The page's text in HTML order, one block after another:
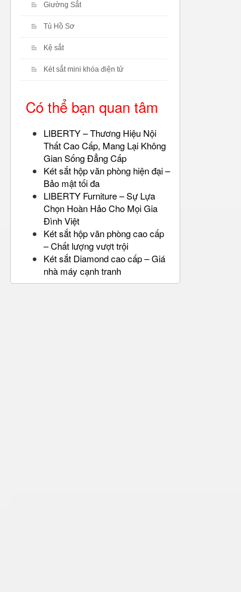
Giường Sắt
Tủ Hồ Sơ
Kệ sắt
Két sắt mini khóa điện tử
Có thể bạn quan tâm
LIBERTY – Thương Hiệu Nội
Thất Cao Cấp, Mang Lại Không
Gian Sống Đẳng Cấp
Két sắt hộp văn phòng hiện đại –
Bảo mật tối đa
LIBERTY Furniture – Sự Lựa
Chọn Hoàn Hảo Cho Mọi Gia
Đình Việt
Két sắt hộp văn phòng cao cấp
– Chất lượng vượt trội
Két sắt Diamond cao cấp – Giá
nhà máy cạnh tranh